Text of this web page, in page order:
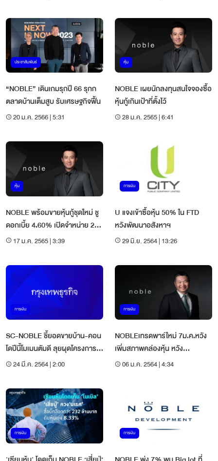
ประชาสัมพันธ์
“NOBLE” เดินเกมรุกปี 66 รุกก
ตลาดบ้านเต็มสูบ รับเศรษฐกิจฟื้น
20 ม.ค. 2566 | 5:31
หุ้น
NOBLE เผยนักลงทุนสนใจจองซื้อ
หุ้นกู้เกินเป้าที่ตั้งไว้
28 ม.ค. 2565 | 6:41
หุ้น
NOBLE พร้อมขายหุ้นกู้ชุดใหม่ ชู
ดอกเบี้ย 4.60% เปิดจำหน่าย 25-
27 ม.ค.นี้
17 ม.ค. 2565 | 3:39
การเงิน
U แจงเข้าซื้อหุ้น 50% ใน FTD
หวังพัฒนาอสังหาฯ
29 มิ.ย. 2564 | 13:26
การเงิน
SC-NOBLE ชี้ยอดขายบ้าน-คอน
โดปีนี้โมเมนตัมดี ลุยผุดโครงการ
ใหม่24 มี.ค. 2564 | 2:00
การเงิน
NOBLEเทรดพาร์ใหม่ 7ม.ค.หวัง
เพิ่มสภาพคล่องหุ้น หวัง
เข้าSET100
06 ม.ค. 2564 | 4:34
การเงิน การเงิน